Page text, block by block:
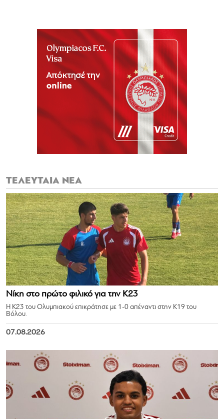
ΤΕΛΕΥΤΑΙΑ ΝΕΑ
Νίκη στο πρώτο φιλικό για την Κ23
Η Κ23 του Ολυμπιακού επικράτησε με 1-0 απέναντι στην Κ19 του
Βόλου.
07.08.2026